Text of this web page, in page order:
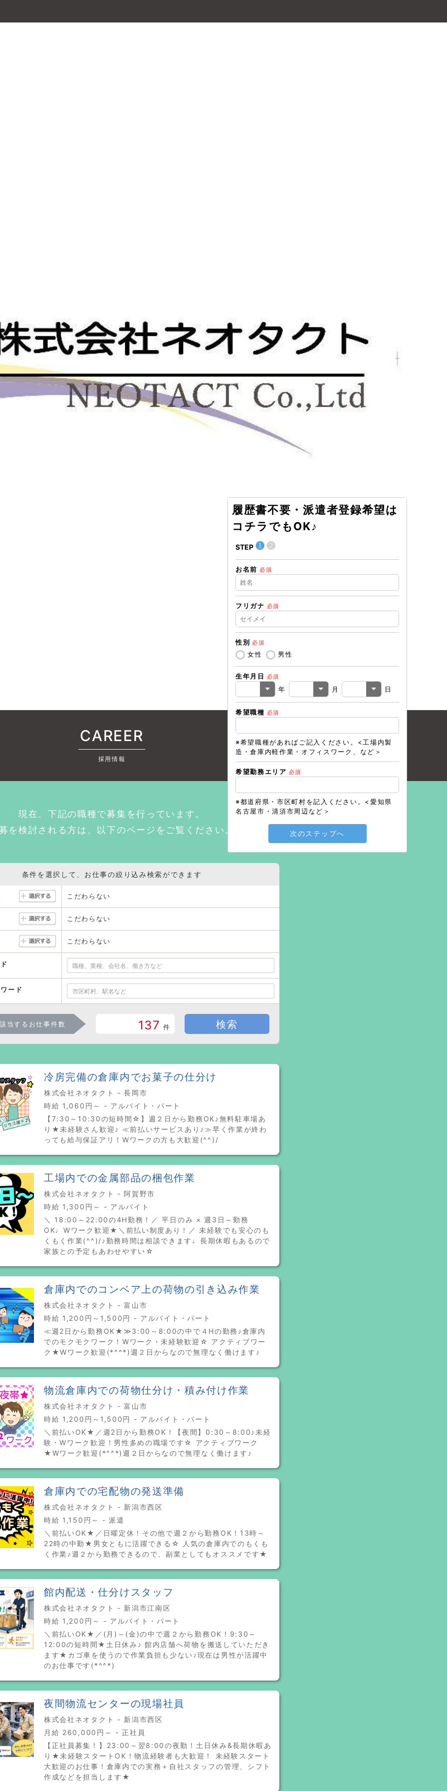
履歴書不要・派遣者登録希望は
コチラでもOK♪
STEP ❶❷
お名前 必須
フリガナ 必須
性別 必須
女性 男性
生年月日 必須
年 月 日
希望職種 必須
※希望職種があればご記入ください。<工場内製
造・倉庫内軽作業・オフィスワーク、など＞
希望勤務エリア 必須
※都道府県・市区町村を記入ください。<愛知県
名古屋市・清須市周辺など＞
次のステップへ
CAREER
採用情報
現在、下記の職種で募集を行っています。
を検討される方は、以下のページをご覧ください。
条件を選択して、お仕事の絞り込み検索ができます
こだわらない
こだわらない
こだわらない
ード
当するお仕事件数 137 件 検索
冷房完備の倉庫内でお菓子の仕分け
株式会社ネオタクト - 長岡市
時給 1,060円～ - アルバイト・パート
【7:30～10:30の短時間☆】週２日から勤務OK♪無料駐車場あ
り★未経験さん歓迎♪ ≪前払いサービスあり♪≫早く作業が終わ
っても給与保証アリ！Wワークの方も大歓迎(^^)/
工場内での金属部品の梱包作業
株式会社ネオタクト - 阿賀野市
時給 1,300円～ - アルバイト
＼ 18:00～22:00の4H勤務！／ 平日のみ × 週3日～勤務
OK♩Wワーク歓迎★＼前払い制度あり！／ 未経験でも安心のも
くもく作業(^^)/♪勤務時間は相談できます♩長期休暇もあるので
家族との予定もあわせやすい☆
倉庫内でのコンベア上の荷物の引き込み作業
株式会社ネオタクト - 富山市
時給 1,200円～1,500円 - アルバイト・パート
≪週2日から勤務OK★≫3:00～8:00の中で４Hの勤務♪倉庫内
でのモクモクワーク！Wワーク・未経験歓迎☆ アクティブワー
ク★Wワーク歓迎(*^^*)週２日からなので無理なく働けます♪
物流倉庫内での荷物仕分け・積み付け作業
株式会社ネオタクト - 富山市
時給 1,200円～1,500円 - アルバイト・パート
＼前払いOK★／週2日から勤務OK！【夜間】0:30～8:00♪未経
験・Wワーク歓迎！男性多めの職場です☆ アクティブワーク
★Wワーク歓迎(*^^*)週２日からなので無理なく働けます♪
倉庫内での宅配物の発送準備
株式会社ネオタクト - 新潟市西区
時給 1,150円～ - 派遣
＼前払いOK★／日曜定休！その他で週２から勤務OK！13時～
22時の中勤★男女ともに活躍できる☆ 人気の倉庫内でのもくも
く作業♪週２から勤務できるので、副業としてもオススメです★
館内配送・仕分けスタッフ
株式会社ネオタクト - 新潟市江南区
時給 1,200円～ - アルバイト・パート
＼前払いOK★／(月)～(金)の中で週２から勤務OK！9:30～
12:00の短時間★土日休み♪ 館内店舗へ荷物を搬送していただき
ます★カゴ車を使うので作業負担も少ない♪現在は男性が活躍中
のお仕事です(*^^*)
夜間物流センターの現場社員
株式会社ネオタクト - 新潟市西区
月給 260,000円～ - 正社員
【正社員募集！】23:00～翌8:00の夜勤！土日休み&長期休暇あ
り★未経験スタートOK！物流経験者も大歓迎！ 未経験スタート
大歓迎のお仕事！倉庫内での実務＋自社スタッフの管理、シフト
作成などを担当します★